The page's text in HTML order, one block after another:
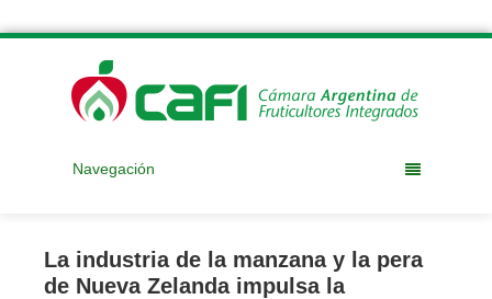
Navegación
La industria de la manzana y la pera
de Nueva Zelanda impulsa la